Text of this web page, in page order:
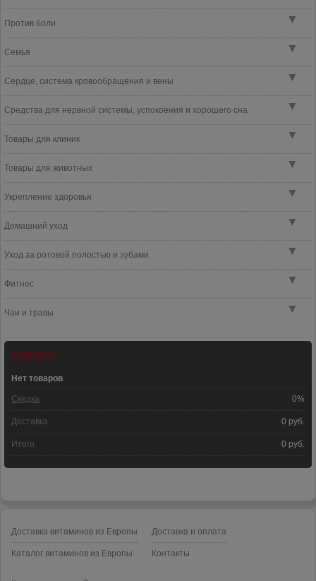
▼
Против боли
▼
Семья
▼
Сердце, система кровообращения и вены
▼
Средства для нервной системы, успокоения и хорошего сна
▼
Товары для клиник
▼
Товары для животных
▼
Укрепление здоровья
▼
Домашний уход
▼
Уход за ротовой полостью и зубами
▼
Фитнес
▼
Чаи и травы
Корзина
Нет товаров
Скидка 0%
Доставка 0 руб.
Итого 0 руб.
Доставка витаминов из Европы
Каталог витаминов из Европы
Доставка и оплата
Контакты